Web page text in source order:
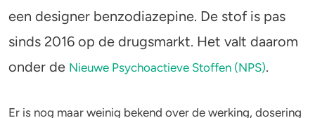
3-MMC
Combinaties & medicijnen
een designer benzodiazepine. De stof is pas
sinds 2016 op de drugsmarkt. Het valt daarom
onder de Nieuwe Psychoactieve Stoffen (NPS).
Er is nog maar weinig bekend over de werking, dosering